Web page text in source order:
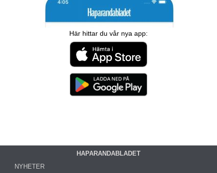
Här hittar du vår nya app:
HAPARANDABLADET
NYHETER